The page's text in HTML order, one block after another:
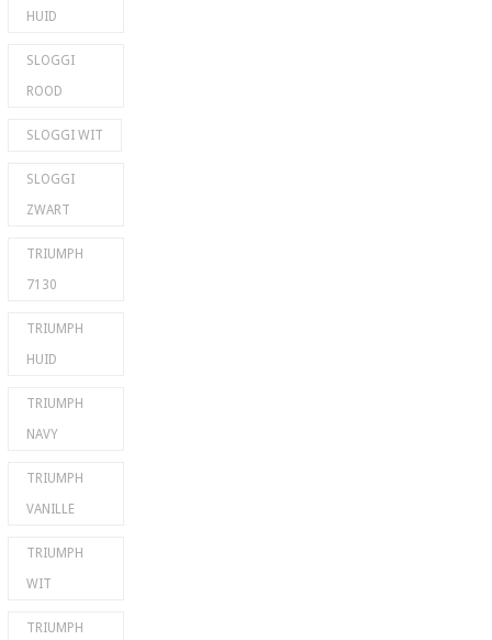
HUID
SLOGGI
ROOD
SLOGGI WIT
SLOGGI
ZWART
TRIUMPH
7130
TRIUMPH
HUID
TRIUMPH
NAVY
TRIUMPH
VANILLE
TRIUMPH
WIT
TRIUMPH